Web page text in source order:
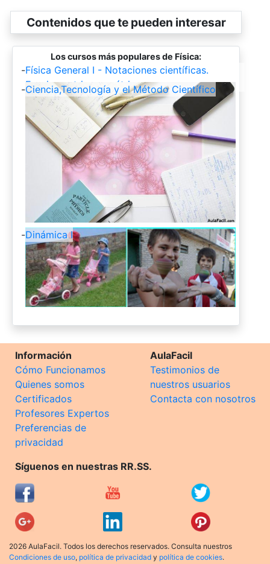
Contenidos que te pueden interesar
Los cursos más populares de Física:
-Física General I - Notaciones científicas.
Funciones trigonométricas
-Ciencia,Tecnología y el Método Científico
-Dinámica I
Información
Cómo Funcionamos
Quienes somos
Certificados
Profesores Expertos
Preferencias de
privacidad
AulaFacil
Testimonios de
nuestros usuarios
Contacta con nosotros
Síguenos en nuestras RR.SS.
2026 AulaFacil. Todos los derechos reservados. Consulta nuestros
Condiciones de uso, política de privacidad y política de cookies.